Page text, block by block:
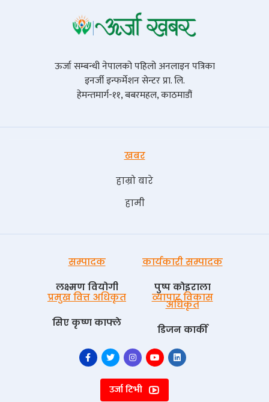
ऊर्जा सम्बन्धी नेपालको पहिलो अनलाइन पत्रिका
इनर्जी इन्फर्मेशन सेन्टर प्रा. लि.
हेमन्तमार्ग-११, बबरमहल, काठमाडौं
खबर
हाम्रो बारे
हामी
सम्पादक
लक्ष्मण वियोगी
कार्यकारी सम्पादक
पुष्प काेइराला
प्रमुख वित्त अधिकृत
सिए कृष्ण काफ्ले
व्यापार विकास
अधिकृत
डिजन कार्की
उर्जा टिभी